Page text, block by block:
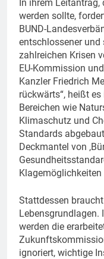
In ihrem Leitantrag,
werden sollte,
BUND-
entschlossener und
zahlreichen Krisen
EU-Kommission
Kanzler Friedrich
rückwärts“, heißt
Bereichen wie
Klimaschutz und
Standards
Deckmantel von
Klagemöglichkeiten
Stattdessen
werden die
ignoriert, wichtige